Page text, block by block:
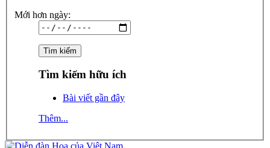
Mới hơn ngày:
Tìm kiếm hữu ích
Bài viết gần đây
Thêm...